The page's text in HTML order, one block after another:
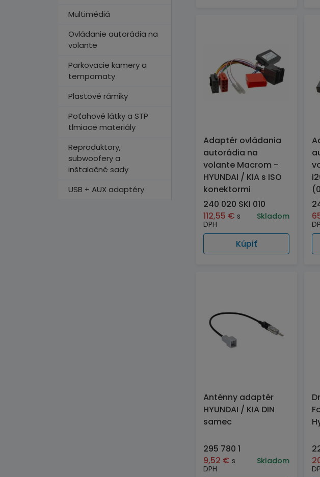
Multimédiá
Ovládanie autorádia na
volante
Parkovacie kamery a
tempomaty
Plastové rámiky
Poťahové látky a STP
tlmiace materiály
Reproduktory,
subwoofery a
inštalačné sady
USB + AUX adaptéry
Adaptér ovládania
autorádia na
volante Macrom -
HYUNDAI / KIA s ISO
konektormi
240 020 SKI 010
112,55 € s
DPH
Skladom
Kúpiť
Anténny adaptér
HYUNDAI / KIA DIN
samec
295 780 1
9,52 € s
DPH
Skladom